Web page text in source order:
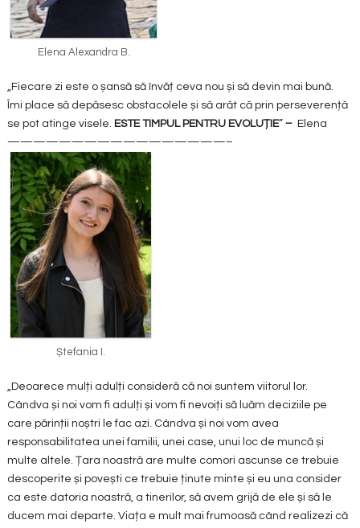
Elena Alexandra B.
„Fiecare zi este o șansă să învăț ceva nou și să devin mai bună.
Îmi place să depăsesc obstacolele și să arăt că prin perseverență
se pot atinge visele. ESTE TIMPUL PENTRU EVOLUȚIE”– Elena
—————————————————–
Ștefania I.
„Deoarece mulți adulți consideră că noi suntem viitorul lor.
Cândva și noi vom fi adulți și vom fi nevoiți să luăm deciziile pe
care părinții noștri le fac azi. Cândva și noi vom avea
responsabilitatea unei familii, unei case, unui loc de muncă și
multe altele. Țara noastră are multe comori ascunse ce trebuie
descoperite și povești ce trebuie ținute minte și eu una consider
ca este datoria noastră, a tinerilor, să avem grijă de ele și să le
ducem mai departe. Viața e mult mai frumoasă când realizezi că